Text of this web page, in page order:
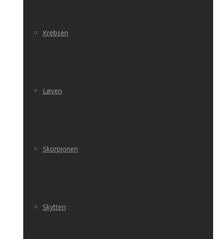
Krebsen
Løven
Skorpionen
Skytten